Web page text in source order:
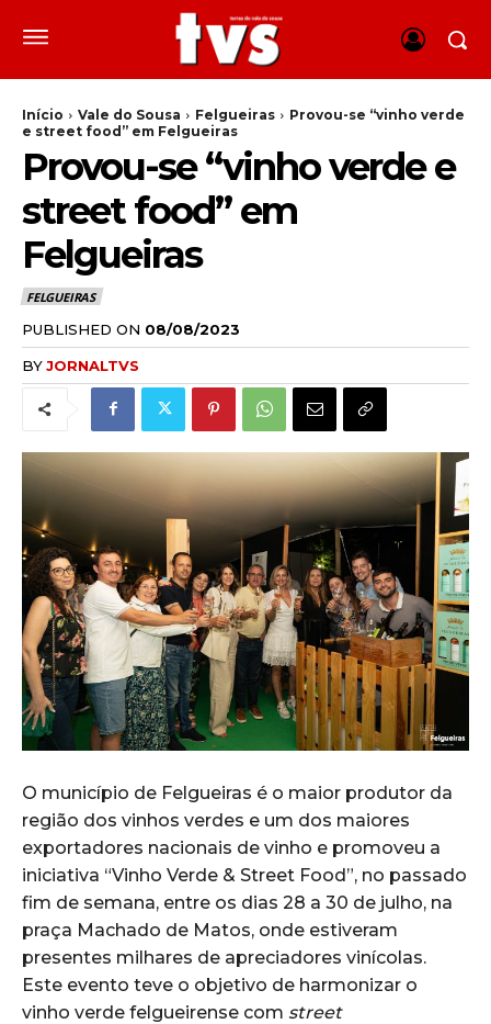
Início Vale do Sousa Felgueiras
Provou-se “vinho verde
e street food” em Felgueiras
Provou-se “vinho verde e
street food” em
Felgueiras
FELGUEIRAS
PUBLISHED ON 08/08/2023
BYJORNALTVS
O município de Felgueiras é o maior produtor da
região dos vinhos verdes e um dos maiores
exportadores nacionais de vinho e promoveu a
iniciativa “Vinho Verde & Street Food”, no passado
fim de semana, entre os dias 28 a 30 de julho, na
praça Machado de Matos, onde estiveram
presentes milhares de apreciadores vinícolas.
Este evento teve o objetivo de harmonizar o
vinho verde felgueirense com street